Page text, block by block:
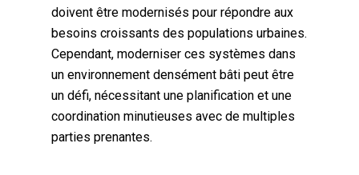
doivent être modernisés pour répondre aux
besoins croissants des populations urbaines.
Cependant, moderniser ces systèmes dans
un environnement densément bâti peut être
un défi, nécessitant une planification et une
coordination minutieuses avec de multiples
parties prenantes.